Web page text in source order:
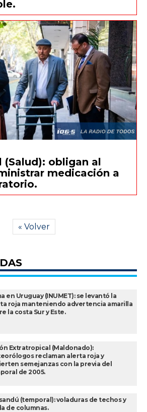
(Salud): obligan al
medicación a
« Volver
en Uruguay (INUMET): se levantó la
roja manteniendo advertencia amarilla
la costa Sur y Este.
Extratropical (Maldonado):
reclaman alerta roja y
semejanzas con la previa del
de 2005.
(temporal): voladuras de techos y
de columnas.